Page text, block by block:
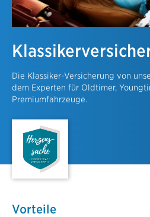
Die Klassiker-Versicherung von
dem Experten für Oldtimer,
Premiumfahrzeuge.
Vorteile